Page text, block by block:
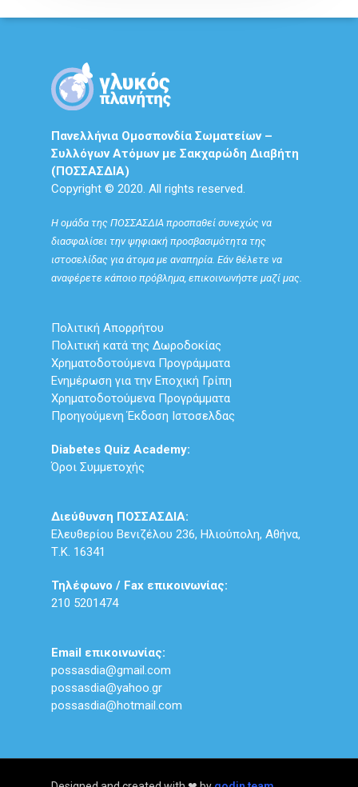
Πανελλήνια Ομοσπονδία Σωματείων –
Συλλόγων Ατόμων με Σακχαρώδη Διαβήτη
(ΠΟΣΣΑΣΔΙΑ)
Copyright © 2020. All rights reserved.
Η ομάδα της ΠΟΣΣΑΣΔΙΑ προσπαθεί συνεχώς να
διασφαλίσει την ψηφιακή προσβασιμότητα της
ιστοσελίδας για άτομα με αναπηρία. Εάν θέλετε να
αναφέρετε κάποιο πρόβλημα, επικοινωνήστε μαζί μας.
Πολιτική Απορρήτου
Πολιτική κατά της Δωροδοκίας
Χρηματοδοτούμενα Προγράμματα
Ενημέρωση για την Εποχική Γρίπη
Χρηματοδοτούμενα Προγράμματα
Προηγούμενη Έκδοση Ιστοσελδας
Diabetes Quiz Academy:
Όροι Συμμετοχής
Διεύθυνση ΠΟΣΣΑΣΔΙΑ:
Ελευθερίου Βενιζέλου 236, Ηλιούπολη, Αθήνα,
Τ.Κ. 16341
Τηλέφωνο / Fax επικοινωνίας:
210 5201474
Email επικοινωνίας:
possasdia@gmail.com
possasdia@yahoo.gr
possasdia@hotmail.com